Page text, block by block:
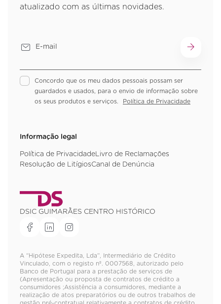
atualizado com as últimas novidades.
Concordo que os meu dados pessoais possam ser
guardados e usados, para o envio de informação sobre
os seus produtos e serviços.
Política de Privacidade
Informação legal
Política de Privacidade Livro de Reclamações
Resolução de LitígiosCanal de Denúncia
DSIC GUIMARÃES CENTRO HISTÓRICO
A “Hipótese Expedita, Lda”, Intermediário de Crédito
Vinculado, com o registo nº. 0007568, autorizado pelo
Banco de Portugal para a prestação de serviços de
(Apresentação ou proposta de contratos de crédito a
consumidores ;Assistência a consumidores, mediante a
realização de atos preparatórios ou de outros trabalhos de